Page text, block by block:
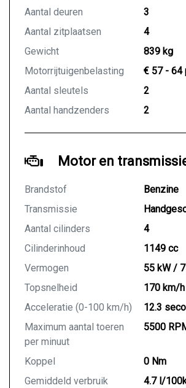
Aantal deuren
3
Aantal zitplaatsen
4
Gewicht
839 kg
Motorrijtuigenbelasting
€ 57 - 64
Aantal sleutels
2
Aantal handzenders
2
Motor en
Brandstof
Benzine
Transmissie
Aantal cilinders
4
Cilinderinhoud
1149 cc
Vermogen
55 kW /
Topsnelheid
170 km/h
Acceleratie (0-100 km/h)
12.3
Maximum aantal toeren
per minuut
5500
Koppel
0 Nm
Gemiddeld verbruik
4.7 l/